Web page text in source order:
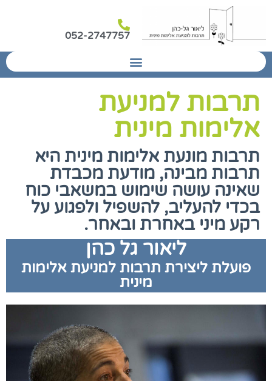
052-2747757
תרבות למניעת
אלימות מינית
תרבות מונעת אלימות מינית היא
תרבות מבינה, מודעת מכבדת
שאינה עושה שימוש במשאבי כוח
בכדי להעליב, להשפיל ולפגוע על
רקע מיני באחרת ובאחר.
ליאור גל כהן
פועלת ליצירת תרבות למניעת אלימות
מינית